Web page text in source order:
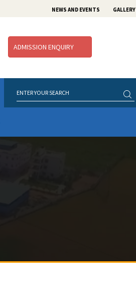
NEWS AND EVENTS GALLERY
ADMISSION ENQUIRY